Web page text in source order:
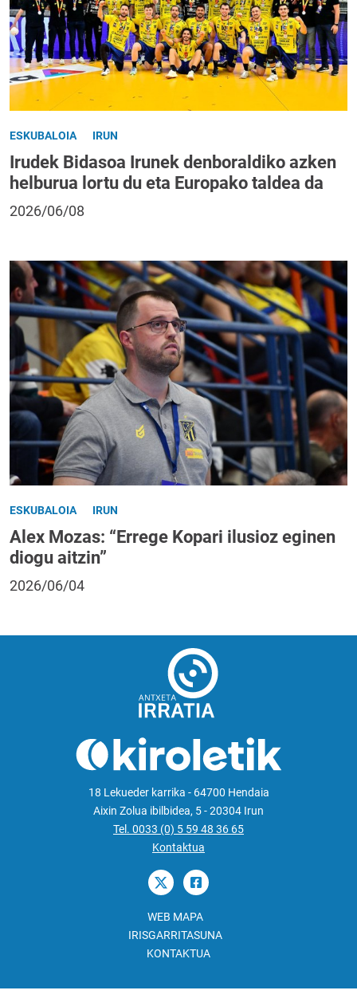
ESKUBALOIA IRUN
Irudek Bidasoa Irunek denboraldiko azken
helburua lortu du eta Europako taldea da
2026/06/08
ESKUBALOIA IRUN
Alex Mozas: “Errege Kopari ilusioz eginen
diogu aitzin”
2026/06/04
18 Lekueder karrika - 64700 Hendaia
Aixin Zolua ibilbidea, 5 - 20304 Irun
Tel. 0033 (0) 5 59 48 36 65
Kontaktua
WEB MAPA
IRISGARRITASUNA
KONTAKTUA